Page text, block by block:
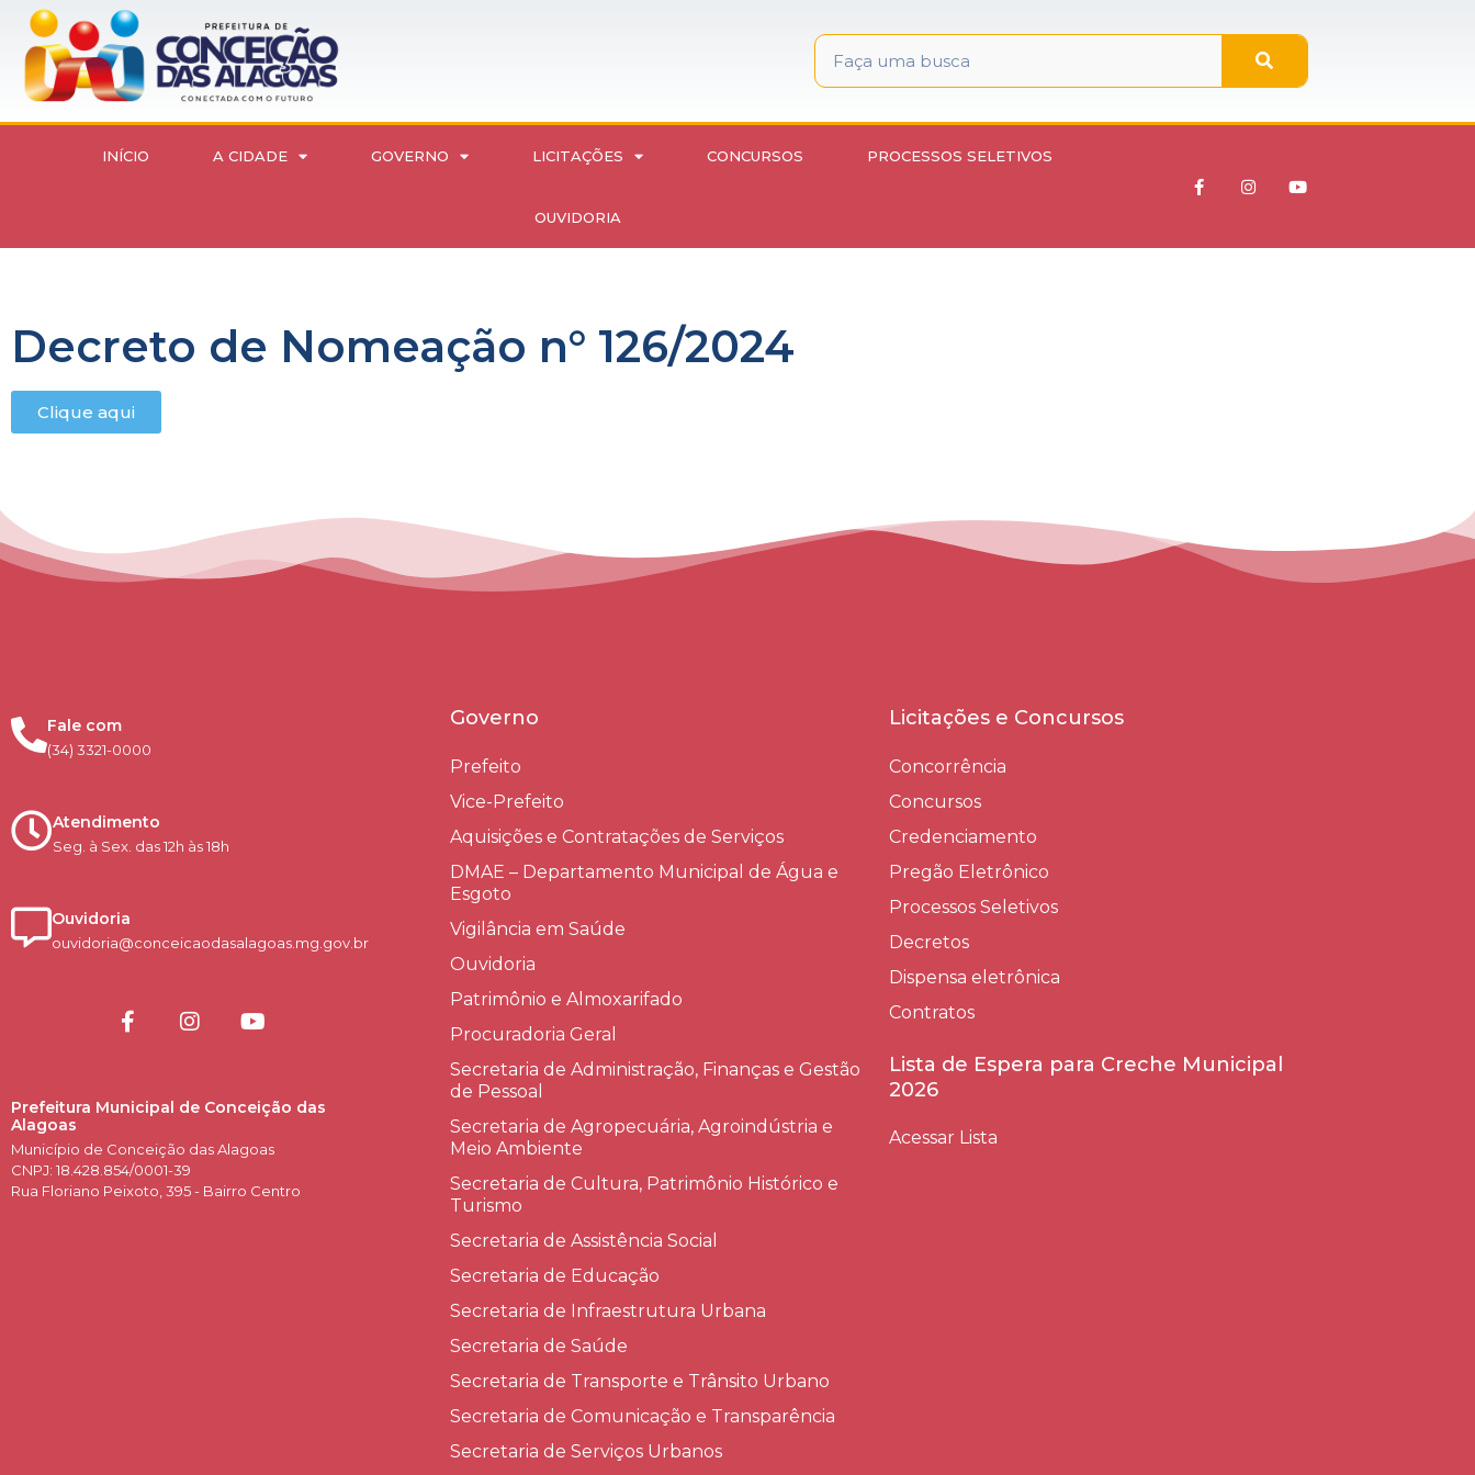
INÍCIO A CIDADE GOVERNO LICITAÇÕES CONCURSOS PROCESSOS SELETIVOS
OUVIDORIA
Decreto de Nomeação n° 126/2024
Clique aqui
Fale com
(34) 3321-0000
Atendimento
Seg. à Sex. das 12h às 18h
Ouvidoria
ouvidoria@conceicaodasalagoas.mg.gov.br
Prefeitura Municipal de Conceição das
Alagoas
Município de Conceição das Alagoas
CNPJ: 18.428.854/0001-39
Rua Floriano Peixoto, 395 - Bairro Centro
Governo
Prefeito
Vice-Prefeito
Aquisições e Contratações de Serviços​
DMAE – Departamento Municipal de Água e
Esgoto
Vigilância em Saúde
Ouvidoria
Patrimônio e Almoxarifado
Procuradoria Geral
Secretaria de Administração, Finanças e Gestão
de Pessoal
Secretaria de Agropecuária, Agroindústria e
Meio Ambiente
Secretaria de Cultura, Patrimônio Histórico e
Turismo
Secretaria de Assistência Social
Secretaria de Educação
Secretaria de Infraestrutura Urbana
Secretaria de Saúde
Secretaria de Transporte e Trânsito Urbano
Secretaria de Comunicação e Transparência
Secretaria de Serviços Urbanos
Licitações e Concursos
Concorrência
Concursos
Credenciamento
Pregão Eletrônico
Processos Seletivos
Decretos
Dispensa eletrônica
Contratos
Lista de Espera para Creche Municipal
2026
Acessar Lista